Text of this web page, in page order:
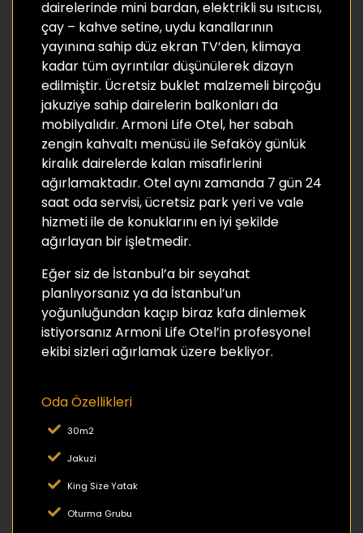
dairelerinde mini bardan, elektrikli su ısıtıcısı,
çay – kahve setine, uydu kanallarının
yayınına sahip düz ekran TV’den, klimaya
kadar tüm ayrıntılar düşünülerek dizayn
edilmiştir. Ücretsiz buklet malzemeli birçoğu
jakuziye sahip dairelerin balkonları da
mobilyalıdır. Armoni Life Otel, her sabah
zengin kahvaltı menüsü ile Sefaköy günlük
kiralık dairelerde kalan misafirlerini
ağırlamaktadır. Otel aynı zamanda 7 gün 24
saat oda servisi, ücretsiz park yeri ve vale
hizmeti ile de konuklarını en iyi şekilde
ağırlayan bir işletmedir.
Eğer siz de İstanbul’a bir seyahat
planlıyorsanız ya da İstanbul’un
yoğunluğundan kaçıp biraz kafa dinlemek
istiyorsanız Armoni Life Otel’in profesyonel
ekibi sizleri ağırlamak üzere bekliyor.
Oda Özellikleri
30m2
Jakuzi
King Size Yatak
Oturma Grubu